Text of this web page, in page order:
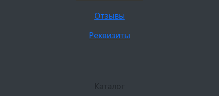
Отзывы
Реквизиты
Каталог